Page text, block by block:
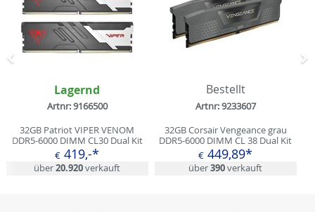
Lagernd
Artnr: 9166500
32GB Patriot VIPER VENOM
DDR5-6000 DIMM CL30 Dual Kit
€ 419,-*
über20.920verkauft
Bestellt
Artnr: 9233607
32GB Corsair Vengeance grau
DDR5-6000 DIMM CL 38 Dual Kit
€ 449,89*
über390verkauft
Zurück